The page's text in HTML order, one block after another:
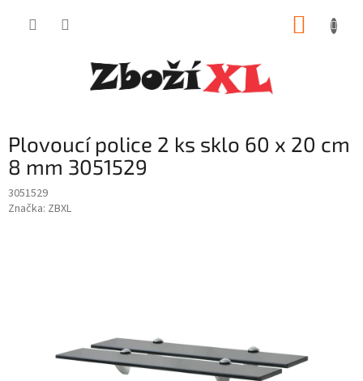
Plovoucí police 2 ks sklo 60 x 20 cm
8 mm 3051529
3051529
Značka: ZBXL